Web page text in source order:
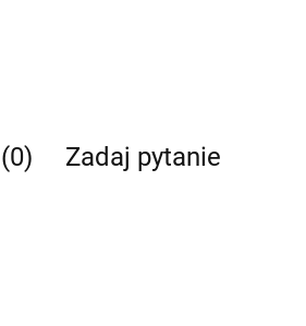
Zadaj pytanie